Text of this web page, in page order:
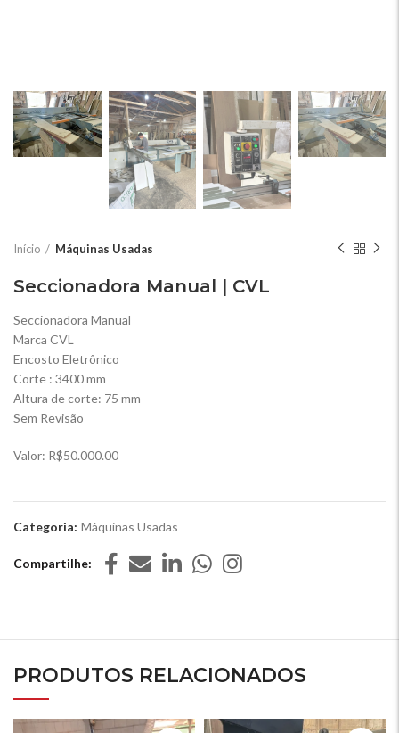
Início Máquinas Usadas
Seccionadora Manual | CVL
Seccionadora Manual
Marca CVL
Encosto Eletrônico
Corte : 3400 mm
Altura de corte: 75 mm
Sem Revisão
Valor: R$50.000.00
Categoria: Máquinas Usadas
Compartilhe
PRODUTOS RELACIONADOS